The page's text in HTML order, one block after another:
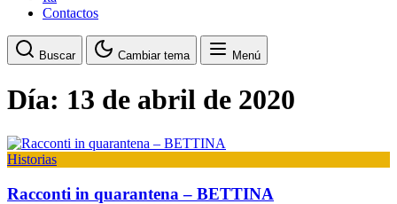
Contactos
Buscar Cambiar tema Menú
Día: 13 de abril de 2020
Historias
Racconti in quarantena – BETTINA